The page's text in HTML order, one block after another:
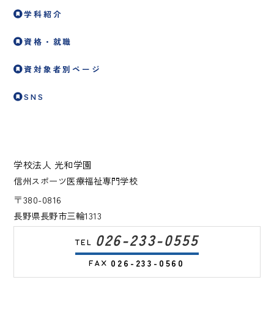
学科紹介
資格・就職
資対象者別ページ
SNS
学校法人 光和学園
信州スポーツ医療福祉専門学校
〒380-0816
長野県長野市三輪1313
026-233-0555
026-233-0560